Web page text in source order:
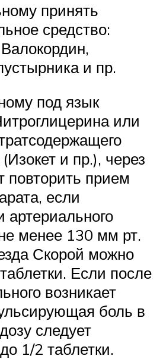
принять
средство:
и пр.
под язык
или
и пр.), через
повторить прием
если
артериального
менее 130 мм рт.
Скорой можно
Если после
возникает
боль в
следует
1/2 таблетки.